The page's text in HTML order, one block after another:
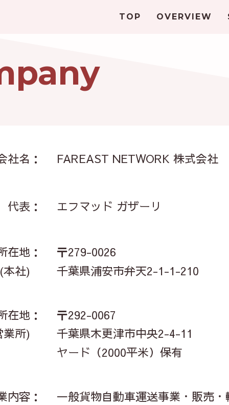
TOP OVERVIEW
社名： FAREAST NETWORK 株式会社
代表： エフマッド ガザーリ
在地：
本社)
〒279-0026
千葉県浦安市弁天2-1-1-210
在地：
業所)
〒292-0067
千葉県木更津市中央2-4-11
ヤード（2000平米）保有
内容：
一般貨物自動車運送事業・販売・